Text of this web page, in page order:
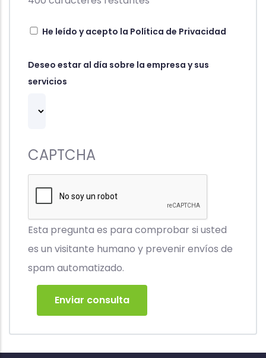
He leído y acepto la Política de Privacidad
Deseo estar al día sobre la empresa y sus
servicios
CAPTCHA
Esta pregunta es para comprobar si usted
es un visitante humano y prevenir envíos de
spam automatizado.